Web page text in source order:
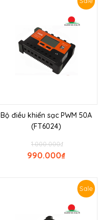
Bộ điều khiển sạc PWM 50A
(FT6024)
₫
1.000.000
₫
990.000
Sale